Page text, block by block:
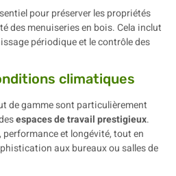
pour préserver les propriétés
des menuiseries en bois. Cela inclut
périodique et le contrôle des
climatiques
de gamme sont particulièrement
espaces de travail prestigieux.
et longévité, tout en
aux bureaux ou salles de